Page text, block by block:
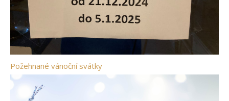
Požehnané vánoční svátky